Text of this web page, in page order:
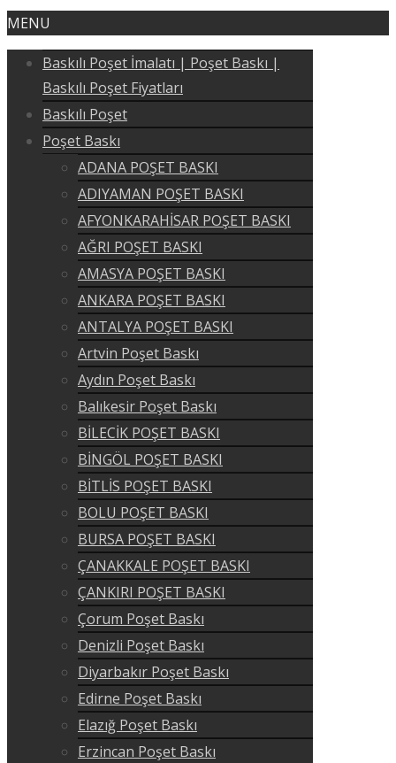
MENU
Baskılı Poşet İmalatı | Poşet Baskı |
Baskılı Poşet Fiyatları
Baskılı Poşet
Poşet Baskı
ADANA POŞET BASKI
ADIYAMAN POŞET BASKI
AFYONKARAHİSAR POŞET BASKI
AĞRI POŞET BASKI
AMASYA POŞET BASKI
ANKARA POŞET BASKI
ANTALYA POŞET BASKI
Artvin Poşet Baskı
Aydın Poşet Baskı
Balıkesir Poşet Baskı
BİLECİK POŞET BASKI
BİNGÖL POŞET BASKI
BİTLİS POŞET BASKI
BOLU POŞET BASKI
BURSA POŞET BASKI
ÇANAKKALE POŞET BASKI
ÇANKIRI POŞET BASKI
Çorum Poşet Baskı
Denizli Poşet Baskı
Diyarbakır Poşet Baskı
Edirne Poşet Baskı
Elazığ Poşet Baskı
Erzincan Poşet Baskı